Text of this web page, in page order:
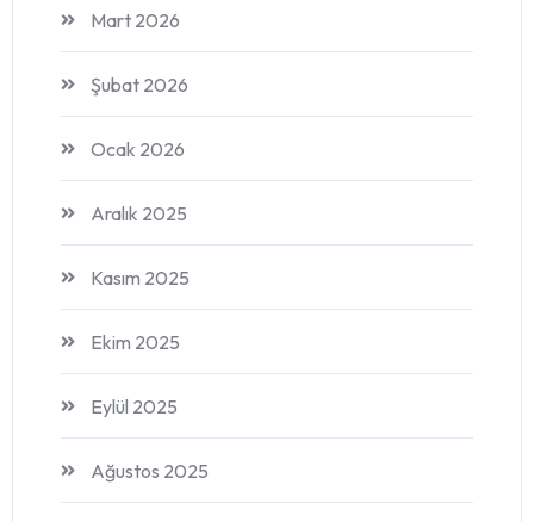
Mart 2026
Şubat 2026
Ocak 2026
Aralık 2025
Kasım 2025
Ekim 2025
Eylül 2025
Ağustos 2025